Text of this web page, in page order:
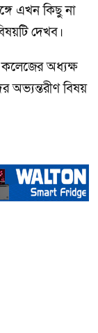
এখন কিছু না
দেখব।
অধ্যক্ষ
অভ্যন্তরীণ বিষয়